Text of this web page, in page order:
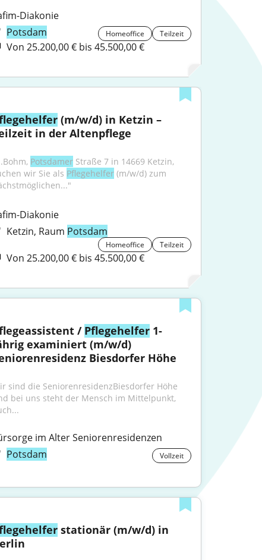
Diakonie
Potsdam
Homeoffice Teilzeit
Von 25.200,00 € bis 45.500,00 €
(m/w/d) in Ketzin –
in der Altenpflege
Potsdamer Straße 7 in 14669 Ketzin,
wir Sie als Pflegehelfer (m/w/d) zum
Diakonie
Ketzin, Raum Potsdam
Homeoffice Teilzeit
Von 25.200,00 € bis 45.500,00 €
/ Pflegehelfer 1-
examiniert (m/w/d)
Biesdorfer Höhe
sind die SeniorenresidenzBiesdorfer Höhe
bei uns steht der Mensch im Mittelpunkt,
im Alter Seniorenresidenzen
Potsdam
Vollzeit
stationär (m/w/d) in